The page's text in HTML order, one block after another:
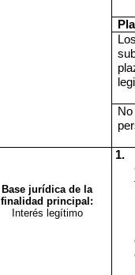
Base jurídica de la
finalidad principal:
Interés legítimo
1.